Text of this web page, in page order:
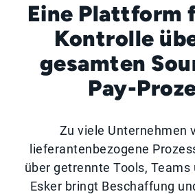
Eine Plattform
Kontrolle
gesamten
Pay-
Zu viele Unternehmen
lieferantenbezogene
über getrennte Tools, Teams
Esker bringt Beschaffung